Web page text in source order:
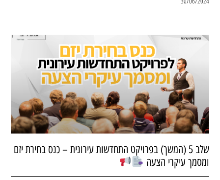
שלב 5 (המשך) בפרויקט התחדשות עירונית – כנס בחירת יזם
ומסמך עיקרי הצעה